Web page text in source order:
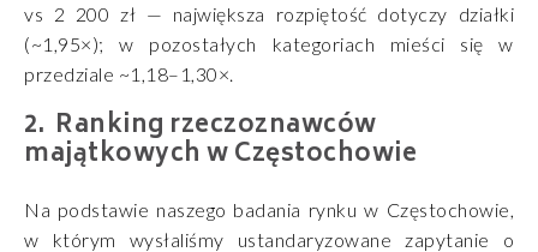
vs 2 200 zł — największa rozpiętość dotyczy działki
(~1,95×); w pozostałych kategoriach mieści się w
przedziale ~1,18–1,30×.
Ranking rzeczoznawców
majątkowych w Częstochowie
Na podstawie naszego badania rynku w Częstochowie,
w którym wysłaliśmy ustandaryzowane zapytanie o